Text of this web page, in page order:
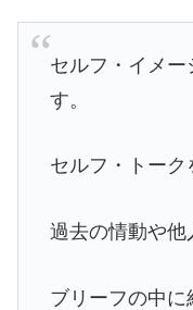
セルフ・イメ
す。
セルフ・トーク
過去の情動や
ブリーフの中に